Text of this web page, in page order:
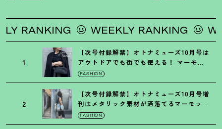
WEEKLY RANKING WEEKLY
1
【次号付録解禁】オトナミューズ10月号は
アウトドアでも街でも使える ！ マーモッ
トの黒ショルダー
FASHION
2
【次号付録解禁】オトナミューズ10月号増
刊はメタリック素材が洒落てるマーモット
の保冷バッグ
FASHION